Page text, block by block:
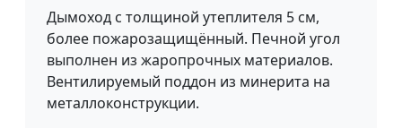
Дымоход с толщиной утеплителя 5 см,
более пожарозащищённый. Печной угол
выполнен из жаропрочных материалов.
Вентилируемый поддон из минерита на
металлоконструкции.